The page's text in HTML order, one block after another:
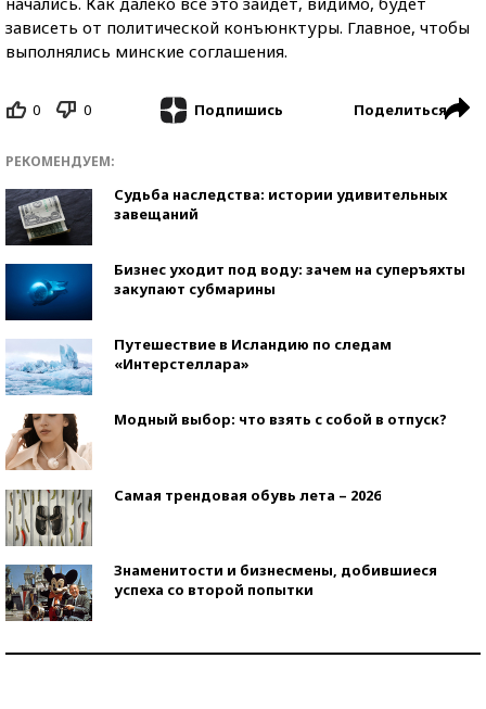
зависеть от политической конъюнктуры. Главное, чтобы
выполнялись минские соглашения.
0 0 Подпишись Поделиться
РЕКОМЕНДУЕМ:
Судьба наследства: истории удивительных
завещаний
Бизнес уходит под воду: зачем на суперъяхты
закупают субмарины
Путешествие в Исландию по следам
«Интерстеллара»
Модный выбор: что взять с собой в отпуск?
Самая трендовая обувь лета – 2026
Знаменитости и бизнесмены, добившиеся
успеха со второй попытки